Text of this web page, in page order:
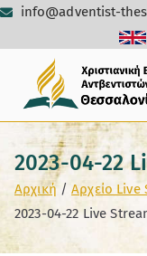
info@adventist-
2023-04-22
Αρχική
Αρχείο
2023-04-22 Live